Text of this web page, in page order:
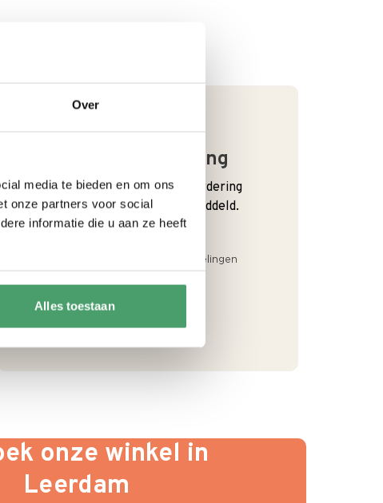
Over
media te bieden en om ons
onze partners voor social
informatie die u aan ze heeft
Alles toestaan
Goede waardering
We krijgen een goede waardering
van Onze klanten. 9+ gemiddeld.
onze winkel in
Leerdam